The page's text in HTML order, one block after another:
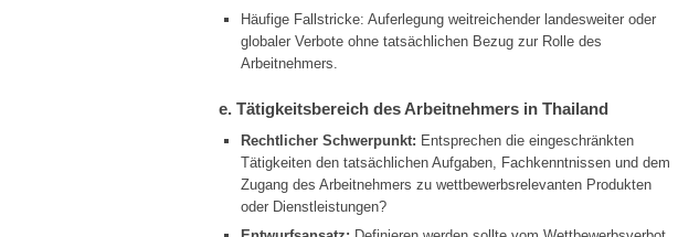
Häufige Fallstricke: Auferlegung weitreichender landesweiter oder
globaler Verbote ohne tatsächlichen Bezug zur Rolle des
Arbeitnehmers.
e. Tätigkeitsbereich des Arbeitnehmers in Thailand
Rechtlicher Schwerpunkt: Entsprechen die eingeschränkten
Tätigkeiten den tatsächlichen Aufgaben, Fachkenntnissen und dem
Zugang des Arbeitnehmers zu wettbewerbsrelevanten Produkten
oder Dienstleistungen?